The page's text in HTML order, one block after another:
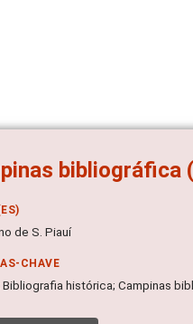
bibliográfica
de S. Piauí
CHAVE
Bibliografia histórica; Campinas